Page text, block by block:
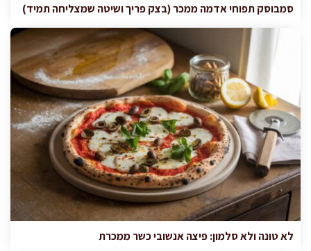
סמבוסק תפוחי אדמה ממכר (בצק פריך ושיטה שמצליחה תמיד)
לא טונה ולא סלמון: פיצה אנשובי כשר ממכרת